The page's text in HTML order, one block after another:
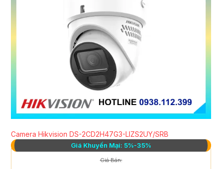
Camera Hikvision DS-2CD2H47G3-LIZS2UY/SRB
Giá Khuyến Mại: 5%-35%
Giá Bán: